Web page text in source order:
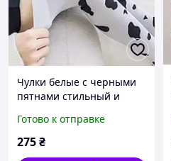
Чулки белые с черными
пятнами стильный и
универсальный размер
Готово к отправке
275₴